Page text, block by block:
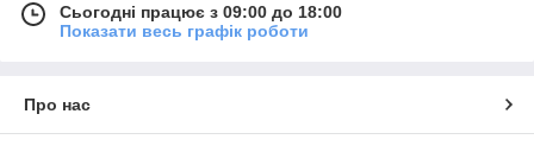
Сьогодні працює з 09:00 до 18:00
Показати весь графік роботи
Про нас